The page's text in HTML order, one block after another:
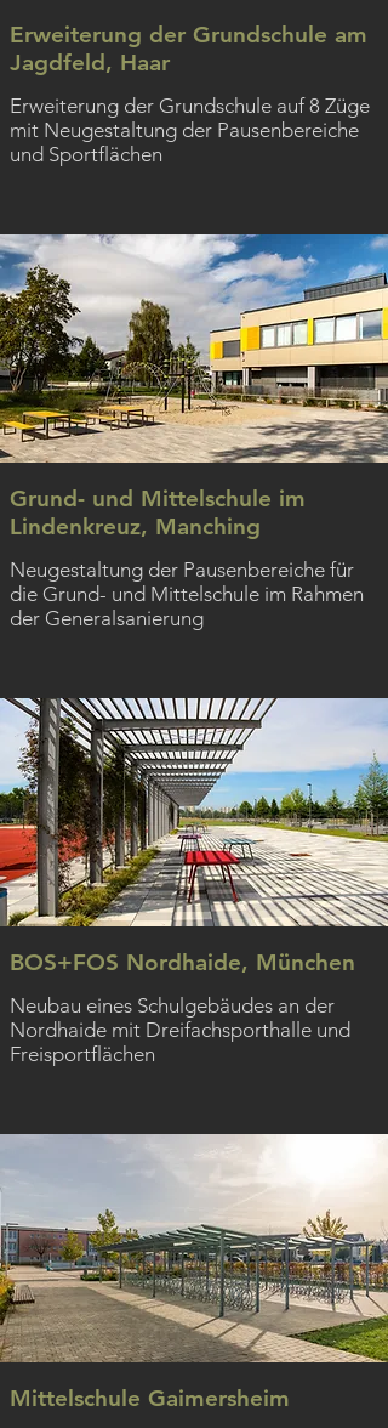
Erweiterung der Grundschule auf 8 Züge
mit Neugestaltung der Pausenbereiche
und Sportflächen
Erweiterung der Grundschule am
Jagdfeld, Haar
Neugestaltung der Pausenbereiche für
die Grund- und Mittelschule im Rahmen
der Generalsanierung
Grund- und Mittelschule im
Lindenkreuz, Manching
Neubau eines Schulgebäudes an der
Nordhaide mit Dreifachsporthalle und
Freisportflächen
BOS+FOS Nordhaide, München
Mittelschule Gaimersheim